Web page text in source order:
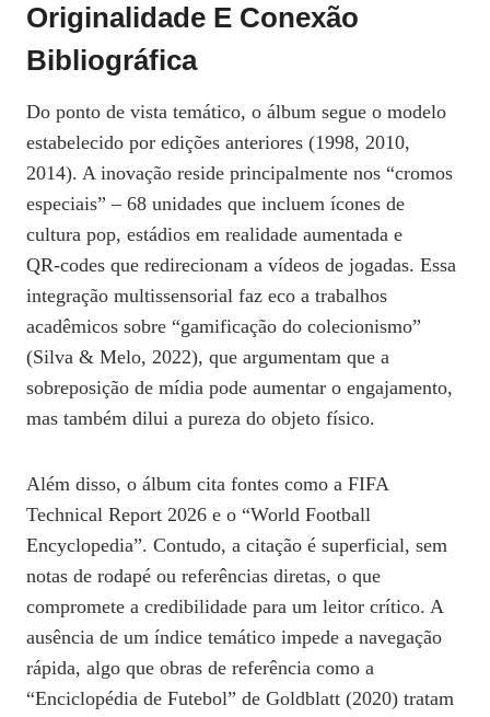
Originalidade E Conexão
Bibliográfica
Do ponto de vista temático, o álbum segue o modelo
estabelecido por edições anteriores (1998, 2010,
2014). A inovação reside principalmente nos “cromos
especiais” – 68 unidades que incluem ícones de
cultura pop, estádios em realidade aumentada e
QR‑codes que redirecionam a vídeos de jogadas. Essa
integração multissensorial faz eco a trabalhos
acadêmicos sobre “gamificação do colecionismo”
(Silva & Melo, 2022), que argumentam que a
sobreposição de mídia pode aumentar o engajamento,
mas também dilui a pureza do objeto físico.
Além disso, o álbum cita fontes como a FIFA
Technical Report 2026 e o “World Football
Encyclopedia”. Contudo, a citação é superficial, sem
notas de rodapé ou referências diretas, o que
compromete a credibilidade para um leitor crítico. A
ausência de um índice temático impede a navegação
rápida, algo que obras de referência como a
“Enciclopédia de Futebol” de Goldblatt (2020) tratam